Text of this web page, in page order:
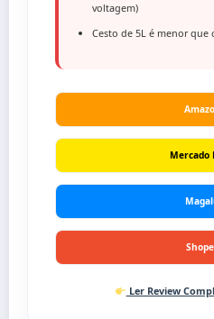
voltagem)
Cesto de 5L é menor que
Mercado
Ler Review